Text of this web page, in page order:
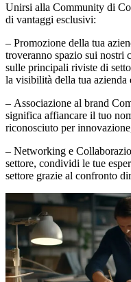
Unirsi alla Community di
di vantaggi esclusivi:
– Promozione della tua
troveranno spazio sui nostri
sulle principali riviste di
la visibilità della tua azienda
– Associazione al brand
significa affiancare il tuo
riconosciuto per
– Networking e
settore, condividi le tue
settore grazie al confronto